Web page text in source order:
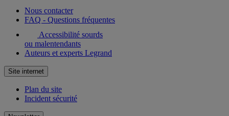
Nous contacter
FAQ - Questions fréquentes
Accessibilité sourds
ou malentendants
Auteurs et experts Legrand
Site internet
Plan du site
Incident sécurité